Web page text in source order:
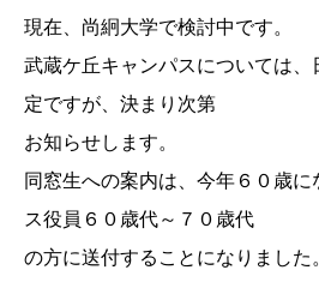
現在、尚絅大学で検討中です。
武蔵ケ丘キャンパスについては、
定ですが、決まり次第
お知らせします。
同窓生への案内は、今年６０歳に
ス役員６０歳代～７０歳代
の方に送付することになりました